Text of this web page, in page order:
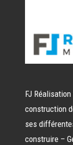
FJ
construction
ses
construire –